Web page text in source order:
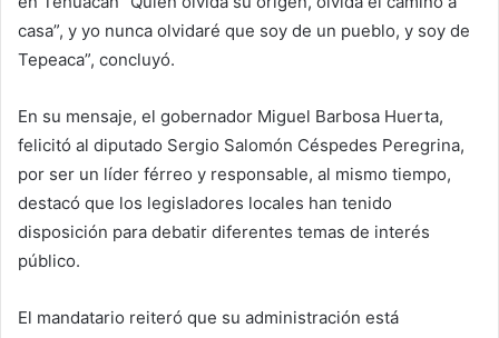
casa”, y yo nunca olvidaré que soy de un pueblo, y soy de
Tepeaca”, concluyó.
En su mensaje, el gobernador Miguel Barbosa Huerta,
felicitó al diputado Sergio Salomón Céspedes Peregrina,
por ser un líder férreo y responsable, al mismo tiempo,
destacó que los legisladores locales han tenido
disposición para debatir diferentes temas de interés
público.
El mandatario reiteró que su administración está